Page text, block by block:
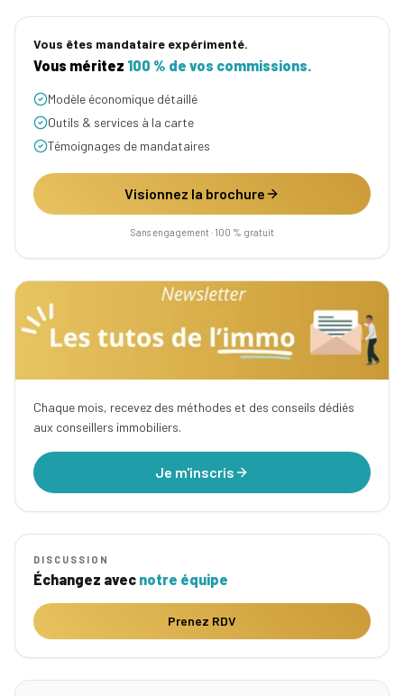
Vous êtes mandataire expérimenté.
Vous méritez 100 % de vos commissions.
Modèle économique détaillé
Outils & services à la carte
Témoignages de mandataires
Visionnez la brochure
Sans engagement · 100 % gratuit
Chaque mois, recevez des méthodes et des conseils dédiés
aux conseillers immobiliers.
Je m'inscris
DISCUSSION
Échangez avec notre équipe
Prenez RDV